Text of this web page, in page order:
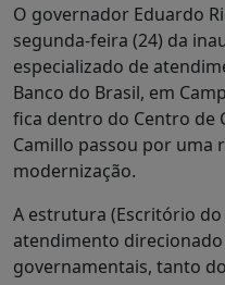
O governador Eduardo
segunda-feira (24) da
especializado de
Banco do Brasil, em
fica dentro do Centro de
Camillo passou por uma
modernização.
A estrutura (Escritório
atendimento
governamentais, tanto